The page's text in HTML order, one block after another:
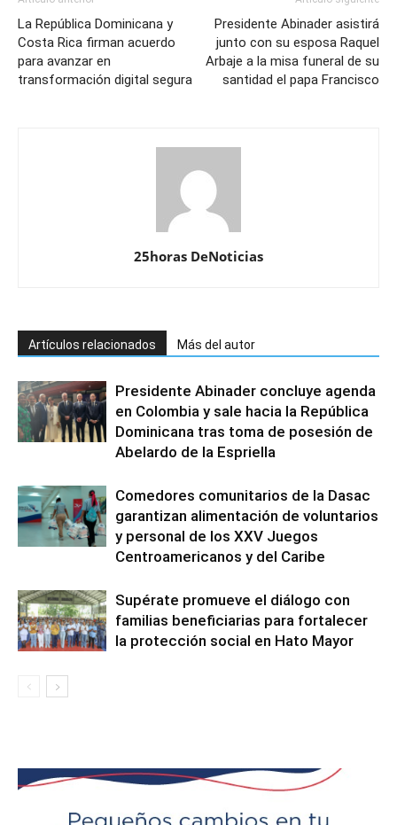
La República Dominicana y
Costa Rica firman acuerdo
para avanzar en
transformación digital segura
Presidente Abinader asistirá
junto con su esposa Raquel
Arbaje a la misa funeral de su
santidad el papa Francisco
25horas DeNoticias
Artículos relacionados Más del autor
Presidente Abinader concluye agenda
en Colombia y sale hacia la República
Dominicana tras toma de posesión de
Abelardo de la Espriella
Comedores comunitarios de la Dasac
garantizan alimentación de voluntarios
y personal de los XXV Juegos
Centroamericanos y del Caribe
Supérate promueve el diálogo con
familias beneficiarias para fortalecer
la protección social en Hato Mayor